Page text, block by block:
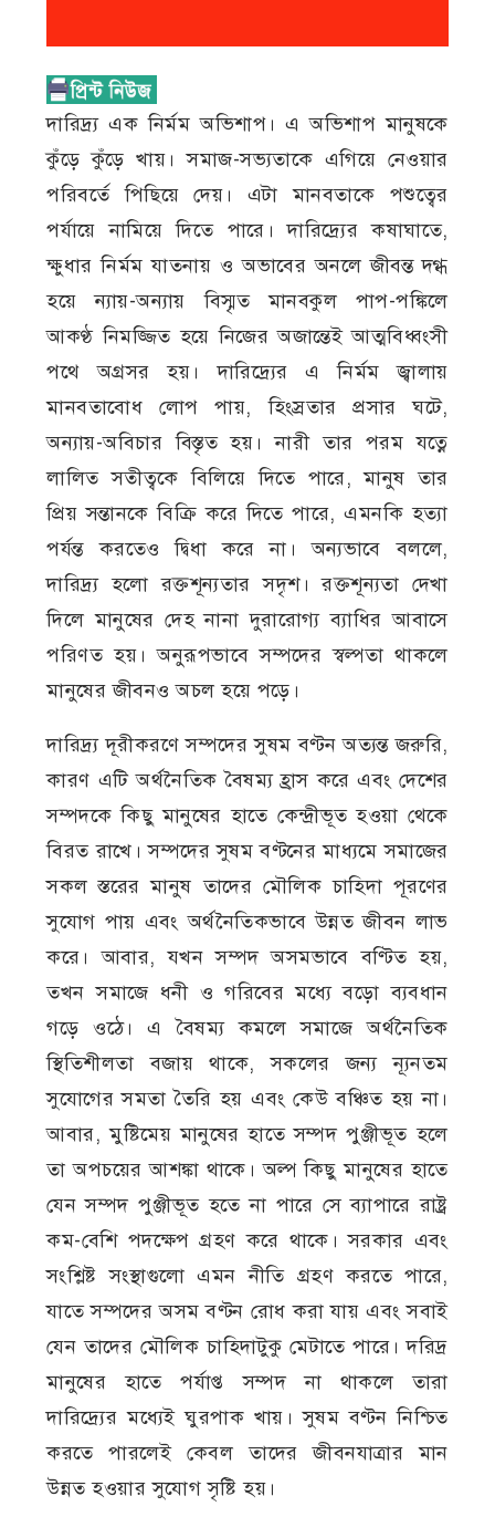
দারিদ্র্য এক নির্মম অভিশাপ। এ অভিশাপ মানুষকে
কুঁড়ে কুঁড়ে খায়। সমাজ-সভ্যতাকে এগিয়ে নেওয়ার
পরিবর্তে পিছিয়ে দেয়। এটা মানবতাকে পশুত্বের
পর্যায়ে নামিয়ে দিতে পারে। দারিদ্র্যের কষাঘাতে,
ক্ষুধার নির্মম যাতনায় ও অভাবের অনলে জীবন্ত দগ্ধ
হয়ে ন্যায়-অন্যায় বিস্মৃত মানবকুল পাপ-পঙ্কিলে
আকণ্ঠ নিমজ্জিত হয়ে নিজের অজান্তেই আত্মবিধ্বংসী
পথে অগ্রসর হয়। দারিদ্র্যের এ নির্মম জ্বালায়
মানবতাবোধ লোপ পায়, হিংস্রতার প্রসার ঘটে,
অন্যায়-অবিচার বিস্তৃত হয়। নারী তার পরম যত্নে
লালিত সতীত্বকে বিলিয়ে দিতে পারে, মানুষ তার
প্রিয় সন্তানকে বিক্রি করে দিতে পারে, এমনকি হত্যা
পর্যন্ত করতেও দ্বিধা করে না। অন্যভাবে বললে,
দারিদ্র্য হলো রক্তশূন্যতার সদৃশ। রক্তশূন্যতা দেখা
দিলে মানুষের দেহ নানা দুরারোগ্য ব্যাধির আবাসে
পরিণত হয়। অনুরূপভাবে সম্পদের স্বল্পতা থাকলে
মানুষের জীবনও অচল হয়ে পড়ে।
দারিদ্র্য দূরীকরণে সম্পদের সুষম বণ্টন অত্যন্ত জরুরি,
কারণ এটি অর্থনৈতিক বৈষম্য হ্রাস করে এবং দেশের
সম্পদকে কিছু মানুষের হাতে কেন্দ্রীভূত হওয়া থেকে
বিরত রাখে। সম্পদের সুষম বণ্টনের মাধ্যমে সমাজের
সকল স্তরের মানুষ তাদের মৌলিক চাহিদা পূরণের
সুযোগ পায় এবং অর্থনৈতিকভাবে উন্নত জীবন লাভ
করে। আবার, যখন সম্পদ অসমভাবে বণ্টিত হয়,
তখন সমাজে ধনী ও গরিবের মধ্যে বড়ো ব্যবধান
গড়ে ওঠে। এ বৈষম্য কমলে সমাজে অর্থনৈতিক
স্থিতিশীলতা বজায় থাকে, সকলের জন্য ন্যূনতম
সুযোগের সমতা তৈরি হয় এবং কেউ বঞ্চিত হয় না।
আবার, মুষ্টিমেয় মানুষের হাতে সম্পদ পুঞ্জীভূত হলে
তা অপচয়ের আশঙ্কা থাকে। অল্প কিছু মানুষের হাতে
যেন সম্পদ পুঞ্জীভূত হতে না পারে সে ব্যাপারে রাষ্ট্র
কম-বেশি পদক্ষেপ গ্রহণ করে থাকে। সরকার এবং
সংশ্লিষ্ট সংস্থাগুলো এমন নীতি গ্রহণ করতে পারে,
যাতে সম্পদের অসম বণ্টন রোধ করা যায় এবং সবাই
যেন তাদের মৌলিক চাহিদাটুকু মেটাতে পারে। দরিদ্র
মানুষের হাতে পর্যাপ্ত সম্পদ না থাকলে তারা
দারিদ্র্যের মধ্যেই ঘুরপাক খায়। সুষম বণ্টন নিশ্চিত
করতে পারলেই কেবল তাদের জীবনযাত্রার মান
উন্নত হওয়ার সুযোগ সৃষ্টি হয়।